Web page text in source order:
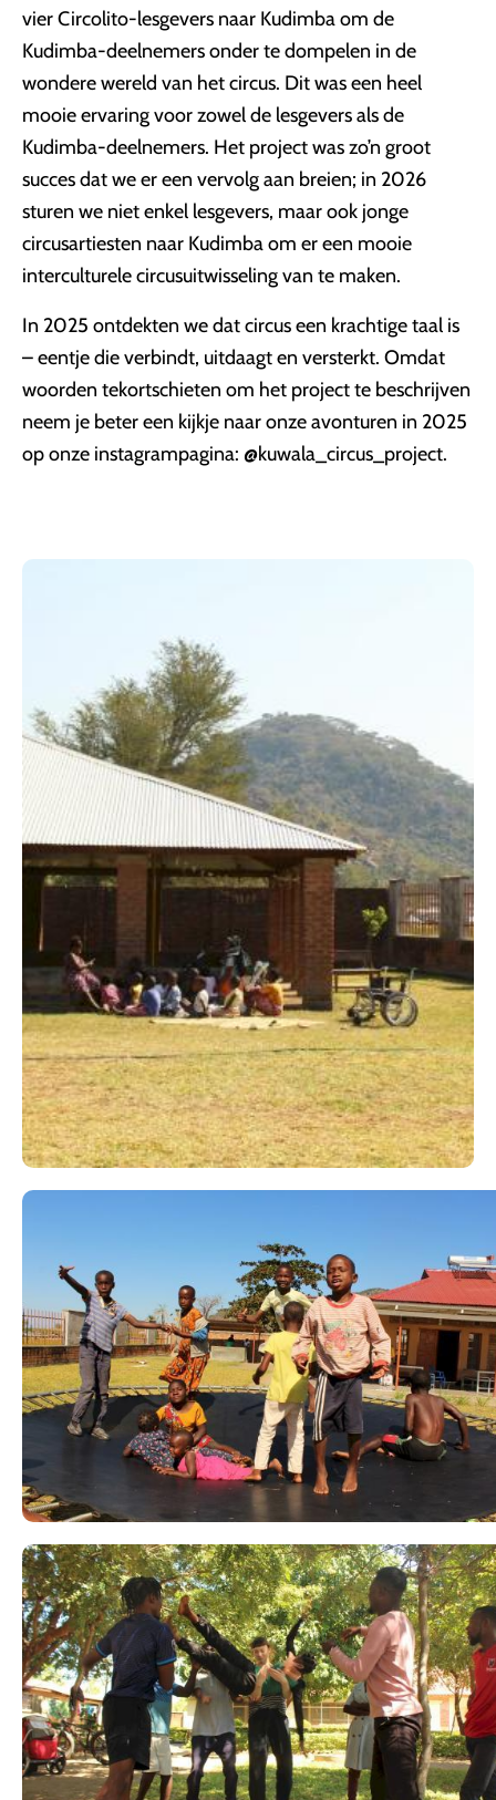
vier Circolito-lesgevers naar Kudimba om de
Kudimba-deelnemers onder te dompelen in de
wondere wereld van het circus. Dit was een heel
mooie ervaring voor zowel de lesgevers als de
Kudimba-deelnemers. Het project was zo’n groot
succes dat we er een vervolg aan breien; in 2026
sturen we niet enkel lesgevers, maar ook jonge
circusartiesten naar Kudimba om er een mooie
interculturele circusuitwisseling van te maken.
In 2025 ontdekten we dat circus een krachtige taal is
– eentje die verbindt, uitdaagt en versterkt. Omdat
woorden tekortschieten om het project te beschrijven
neem je beter een kijkje naar onze avonturen in 2025
op onze instagrampagina: @kuwala_circus_project.